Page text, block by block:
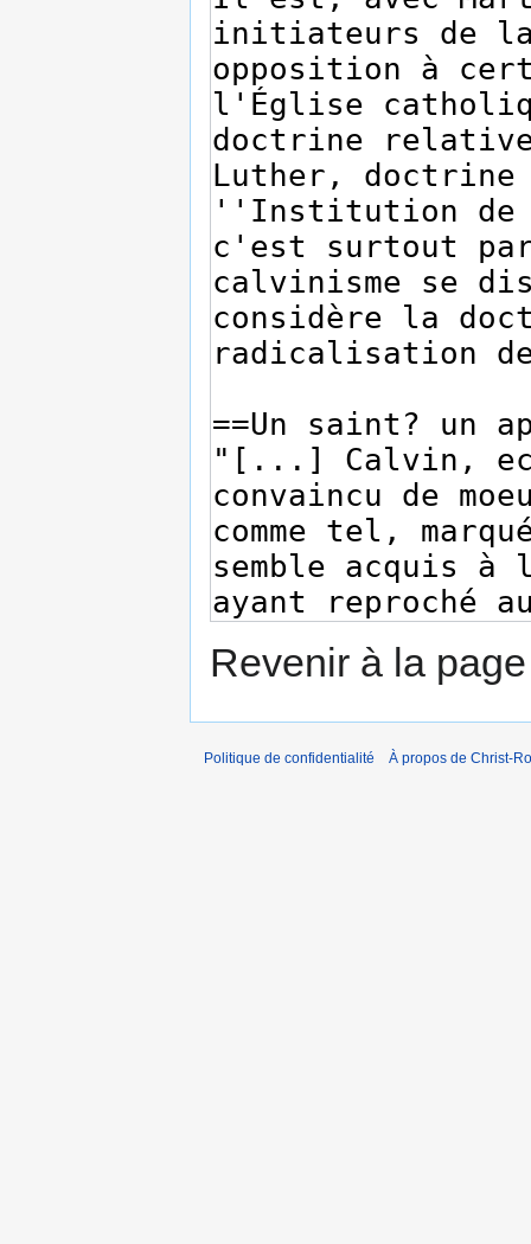
Revenir à la
Politique de confidentialité À propos de Christ-